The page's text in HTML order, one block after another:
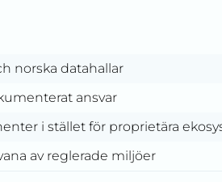
norska datahallar
ansvar
i stället för proprietära
av reglerade miljöer